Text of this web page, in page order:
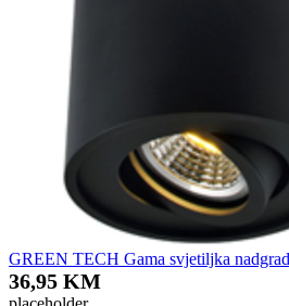
GREEN TECH Gama svjetiljka
36,95 KM